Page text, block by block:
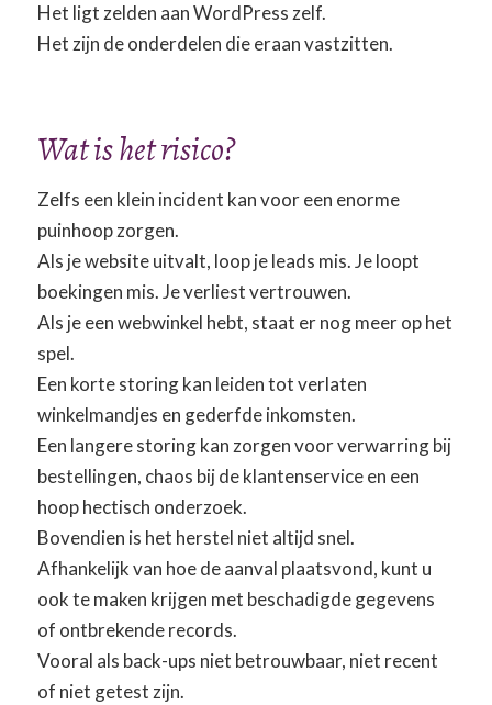
Het ligt zelden aan WordPress zelf.
Het zijn de onderdelen die eraan vastzitten.
Wat is het risico?
Zelfs een klein incident kan voor een enorme
puinhoop zorgen.
Als je website uitvalt, loop je leads mis. Je loopt
boekingen mis. Je verliest vertrouwen.
Als je een webwinkel hebt, staat er nog meer op het
spel.
Een korte storing kan leiden tot verlaten
winkelmandjes en gederfde inkomsten.
Een langere storing kan zorgen voor verwarring bij
bestellingen, chaos bij de klantenservice en een
hoop hectisch onderzoek.
Bovendien is het herstel niet altijd snel.
Afhankelijk van hoe de aanval plaatsvond, kunt u
ook te maken krijgen met beschadigde gegevens
of ontbrekende records.
Vooral als back-ups niet betrouwbaar, niet recent
of niet getest zijn.